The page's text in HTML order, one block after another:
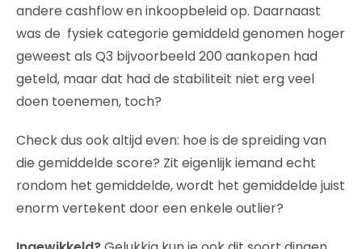
andere cashflow en inkoopbeleid op. Daarnaast
was de fysiek categorie gemiddeld genomen hoger
geweest als Q3 bijvoorbeeld 200 aankopen had
geteld, maar dat had de stabiliteit niet erg veel
doen toenemen, toch?
Check dus ook altijd even: hoe is de spreiding van
die gemiddelde score? Zit eigenlijk iemand echt
rondom het gemiddelde, wordt het gemiddelde juist
enorm vertekent door een enkele outlier?